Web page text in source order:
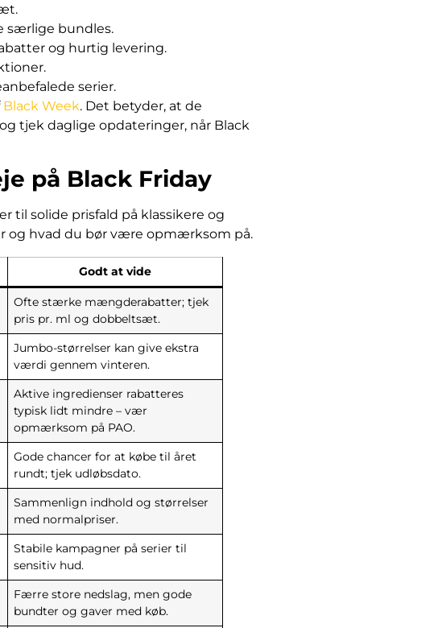
særlige bundles.
og hurtig levering.
serier.
Black Week. Det betyder, at de
tjek daglige opdateringer, når Black
på Black Friday
til solide prisfald på klassikere og
og hvad du bør være opmærksom på.
Godt at vide
Ofte stærke mængderabatter; tjek
pris pr. ml og dobbeltsæt.
Jumbo-størrelser kan give ekstra
værdi gennem vinteren.
Aktive ingredienser rabatteres
typisk lidt mindre – vær
opmærksom på PAO.
Gode chancer for at købe til året
rundt; tjek udløbsdato.
Sammenlign indhold og størrelser
med normalpriser.
Stabile kampagner på serier til
sensitiv hud.
Færre store nedslag, men gode
bundter og gaver med køb.